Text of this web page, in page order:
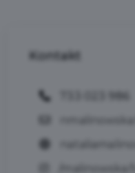
Kontakt